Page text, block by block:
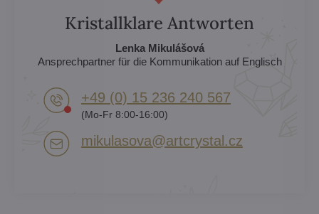
Kristallklare Antworten
Lenka Mikulášová
Ansprechpartner für die Kommunikation auf Englisch
+49 (0) 15 236 240 567
(Mo-Fr 8:00-16:00)
mikulasova​@artcrystal​.cz